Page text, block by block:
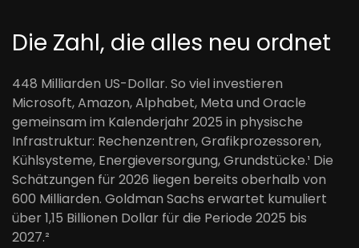
Die Zahl, die alles neu ordnet
448 Milliarden US-Dollar. So viel investieren
Microsoft, Amazon, Alphabet, Meta und Oracle
gemeinsam im Kalenderjahr 2025 in physische
Infrastruktur: Rechenzentren, Grafikprozessoren,
Kühlsysteme, Energieversorgung, Grundstücke.¹ Die
Schätzungen für 2026 liegen bereits oberhalb von
600 Milliarden. Goldman Sachs erwartet kumuliert
über 1,15 Billionen Dollar für die Periode 2025 bis
2027.²